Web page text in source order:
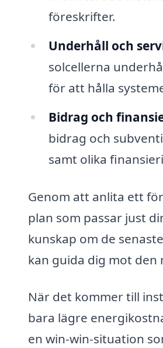
föreskrifter.
Underhåll och
solcellerna
för att hålla
Bidrag och
bidrag och
samt olika
Genom att anlita ett
plan som passar just
kunskap om de
kan guida dig mot den
När det kommer till
bara lägre
en win-win-situation